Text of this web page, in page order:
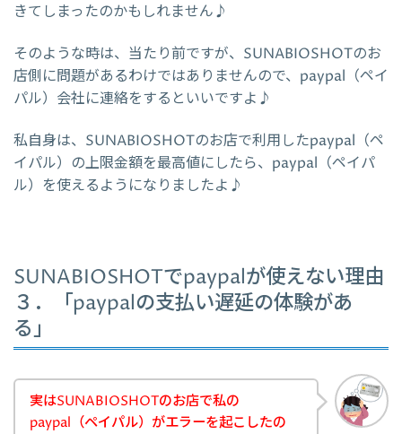
きてしまったのかもしれません♪
そのような時は、当たり前ですが、SUNABIOSHOTのお
店側に問題があるわけではありませんので、paypal（ペイ
パル）会社に連絡をするといいですよ♪
私自身は、SUNABIOSHOTのお店で利用したpaypal（ペ
イパル）の上限金額を最高値にしたら、paypal（ペイパ
ル）を使えるようになりましたよ♪
SUNABIOSHOTでpaypalが使えない理由
３．「paypalの支払い遅延の体験があ
る」
実はSUNABIOSHOTのお店で私の
paypal（ペイパル）がエラーを起こしたの